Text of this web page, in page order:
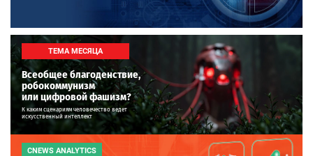
ТЕМА МЕСЯЦА
Всеобщее благоденствие,
робокоммунизм
или цифровой фашизм?
К каким сценариям человечество ведет
искусственный интеллект
CNEWS ANALYTICS